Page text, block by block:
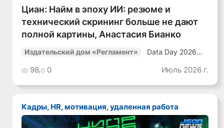
Циан: Найм в эпоху ИИ: резюме и
технический скрининг больше не дают
полной картины, Анастасия Бианко
Издательский дом «Регламент»
Data Day 2026
Как сохранять
уверенный курс
среде»
98 0 Июль 2026 г.
Кадры, HR, мотивация, удаленная работа